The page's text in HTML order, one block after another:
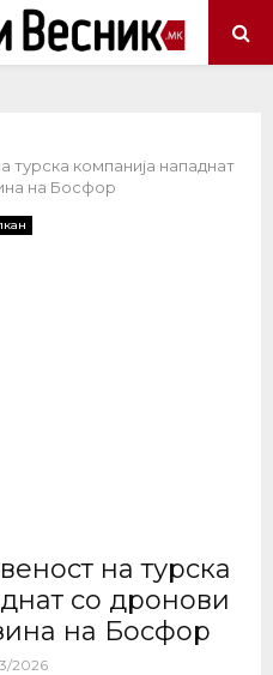
турска компанија нападнат
на Босфор
на турска
со дронови
на Босфор
2026